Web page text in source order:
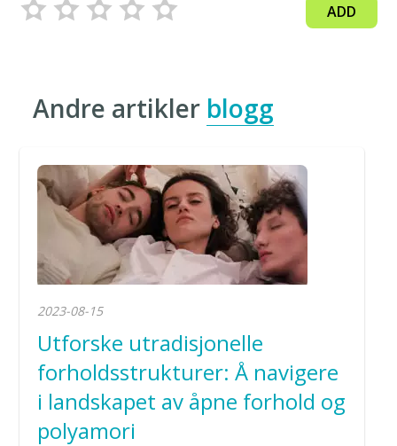
ADD
Andre artikler blogg
2023-08-15
Utforske utradisjonelle
forholdsstrukturer: Å navigere
i landskapet av åpne forhold og
polyamori